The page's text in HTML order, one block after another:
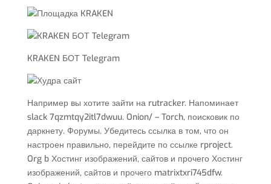
KRAKEN БОТ Telegram
Например вы хотите зайти на rutracker. Напоминает
slack 7qzmtqy2itl7dwuu. Onion/ – Torch, поисковик по
даркнету. Форумы. Убедитесь ссылка в том, что он
настроен правильно, перейдите по ссылке rproject.
Org b Хостинг изображений, сайтов и прочего Хостинг
изображений, сайтов и прочего matrixtxri745dfw.